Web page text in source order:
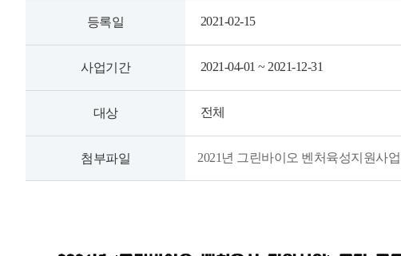
등록일 2021-02-15
사업기간 2021-04-01 ~ 2021-12-31
대상 전체
첨부파일 2021년 그린바이오 벤처육성지원사